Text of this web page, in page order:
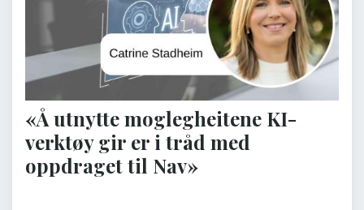
«Å utnytte moglegheitene KI-
verktøy gir er i tråd med
oppdraget til Nav»